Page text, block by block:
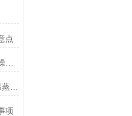
点
二位二通水用电磁阀使用时的具体操作步骤
ZBSF高温蒸汽电磁阀能够承受高温蒸汽的冲击和腐蚀
项